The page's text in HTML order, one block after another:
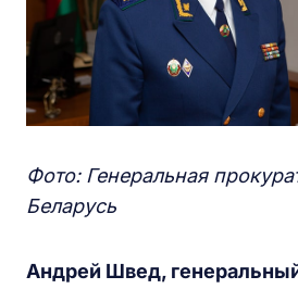
Фото: Генеральная
Беларусь
Андрей Швед,